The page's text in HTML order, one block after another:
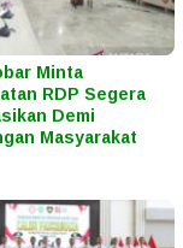
Minta
RDP Segera
Demi
Masyarakat